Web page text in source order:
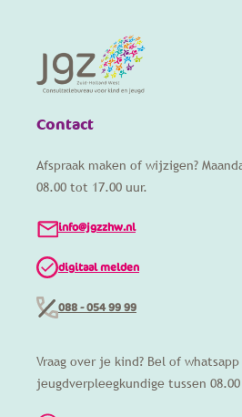
Contact
Afspraak maken of wijzigen?
08.00 tot 17.00 uur.
088 - 054 99 99
info@jgzzhw.nl
digitaal melden
Vraag over je kind? Bel of
jeugdverpleegkundige tussen